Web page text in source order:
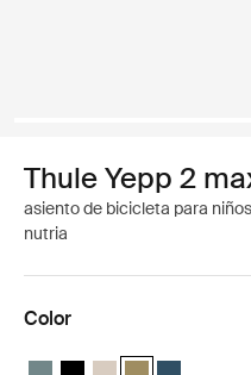
Thule Yepp 2
asiento de bicicleta para
nutria
Color
Thule Yepp 2 maxi Azul medio
Thule Yepp 2 maxi Negro
Thule Yepp 2 maxi
Thule Yepp 2
Thule Yepp